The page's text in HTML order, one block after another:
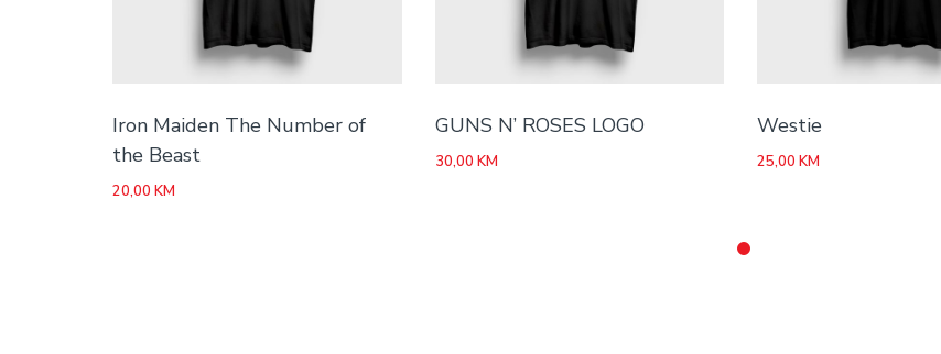
Iron Maiden The Number of
the Beast
20,00 KM
GUNS N’ ROSES LOGO
30,00 KM
Westie
25,00 KM